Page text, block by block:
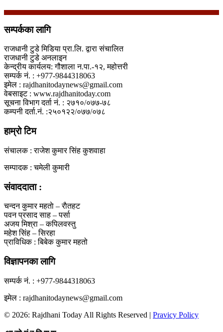
सम्पर्कका लागि
राजधानी टुडे मिडिया प्रा.लि. द्वारा संचालित
राजधानी टुडे अनलाइन
केन्द्रीय कार्यलय: गौशाला न.पा.-१२, महोत्तरी
सम्पर्क नं. : +977-9844318063
इमेल : rajdhanitodaynews@gmail.com
वेबसाइट : www.rajdhanitoday.com
सूचना विभाग दर्ता नं. : २७१०/०७७-७८
कम्पनी दर्ता.नं. :२५०१२२/०७७/०७८
हाम्रो टिम
संचालक : राजेश कुमार सिंह कुशवाहा
सम्पादक : चमेली कुमारी
संवाददाता :
चन्दन कुमार महताे – राैतहट
पवन प्रसाद साह – पर्सा
अजय मिश्रा – कपिलवस्तु
महेश सिंह – सिरहा
प्राविधिक : बिबेक कुमार महतो
विज्ञापनका लागि
सम्पर्क नं. : +977-9844318063
इमेल : rajdhanitodaynews@gmail.com
© 2026: Rajdhani Today All Rights Reserved | Pravicy Policy